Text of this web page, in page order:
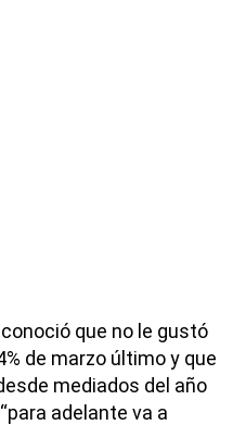
que no le gustó
de marzo último y que
mediados del año
adelante va a